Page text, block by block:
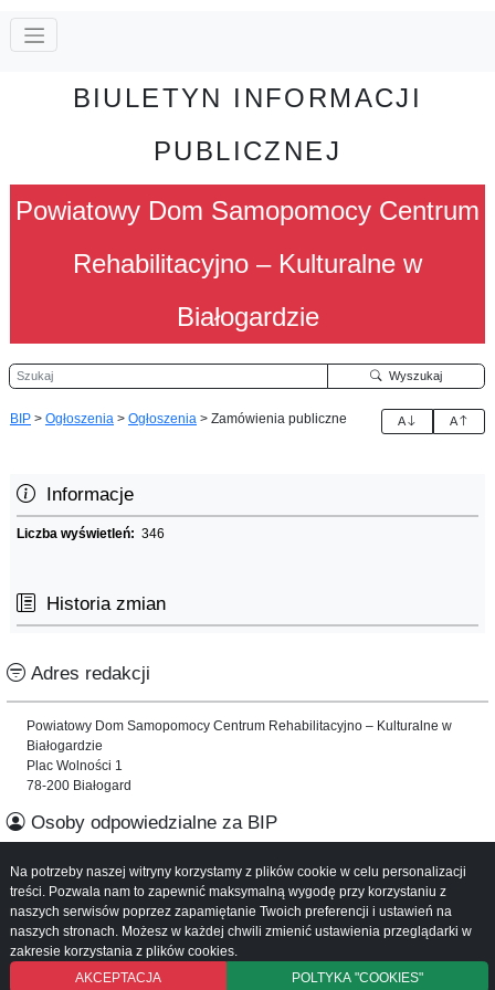
BIULETYN INFORMACJI
PUBLICZNEJ
Powiatowy Dom Samopomocy Centrum
Rehabilitacyjno – Kulturalne w
Białogardzie
Szukaj Wyszukaj
BIP > Ogłoszenia > Ogłoszenia > Zamówienia publiczne A A
Informacje
Liczba wyświetleń: 346
Historia zmian
Adres redakcji
Powiatowy Dom Samopomocy Centrum Rehabilitacyjno – Kulturalne w
Białogardzie
Plac Wolności 1
78-200 Białogard
Osoby odpowiedzialne za BIP
Informacje o serwisie
Mapa serwisu
Instrukcja obsługi
Na potrzeby naszej witryny korzystamy z plików cookie w celu personalizacji
treści. Pozwala nam to zapewnić maksymalną wygodę przy korzystaniu z
naszych serwisów poprzez zapamiętanie Twoich preferencji i ustawień na
naszych stronach. Możesz w każdej chwili zmienić ustawienia przeglądarki w
zakresie korzystania z plików cookies.
AKCEPTACJA
POLTYKA "COOKIES"